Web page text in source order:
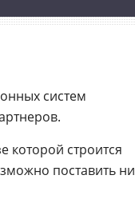
систем
которой строится
поставить ни